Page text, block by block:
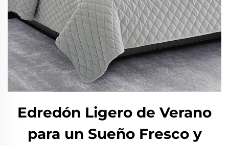
Edredón Ligero de Verano
para un Sueño Fresco y